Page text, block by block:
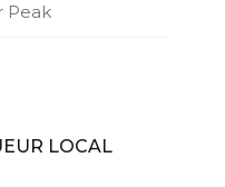
Peak
LOCAL